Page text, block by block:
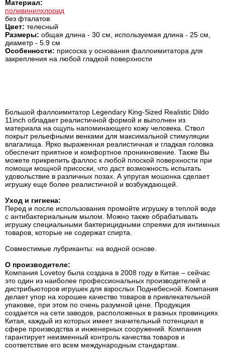
Материал:
поливинилхлорид
без фталатов
Цвет: телесный
Размеры: общая длина - 30 см, используемая длина - 25 см,
диаметр - 5.9 см
Особенности: присоска у основания фаллоимитатора для
закрепления на любой гладкой поверхности
Большой фаллоимитатор Legendary King-Sized Realistic Dildo
11inch обладает реалистичной формой и выполнен из
материала на ощупь напоминающего кожу человека. Ствол
покрыт рельефными венками для максимальной стимуляции
влагалища. Ярко выраженная реалистичная и гладкая головка
обеспечит приятное и комфортное проникновение. Также Вы
можете прикрепить фаллос к любой плоской поверхности при
помощи мощной присоски, что даст возможность испытать
удовольствие в различных позах. А упругая мошонка сделает
игрушку еще более реалистичной и возбуждающей.
Уход и гигиена:
Перед и после использования промойте игрушку в теплой воде
с антибактериальным мылом. Можно также обрабатывать
игрушку специальными бактерицидными спреями для интимных
товаров, которые не содержат спирта.
Совместимые лубриканты: на водной основе.
О производителе:
Компания Lovetoy была создана в 2008 году в Китае – сейчас
это один из наиболее профессиональных производителей и
дистрибьюторов игрушек для взрослых Поднебесной. Компания
делает упор на хорошее качество товаров в привлекательной
упаковке, при этом по очень разумной цене. Продукция
создается на сети заводов, расположеных в разных провинциях
Китая, каждый из которых имеет значительный потенциал в
сфере производства и инженерных сооружений. Компания
гарантирует неизменный контроль качества товаров и
соответствие его всем международным стандартам.